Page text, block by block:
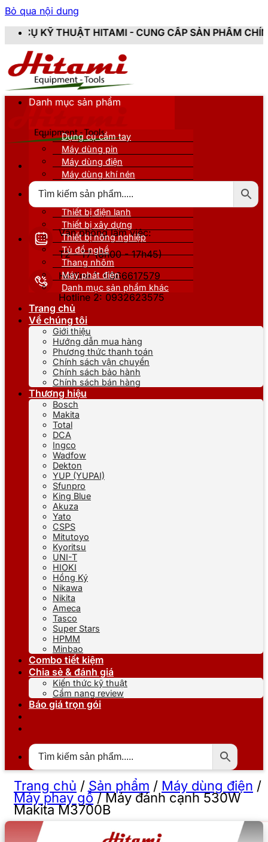
Bỏ qua nội dung
- CUNG CẤP SẢN PHẨM CHÍNH HÃNG, MỚI
Văn phòng làm việc:
T2 - T7 (8h00 - 17h45)
Hotline 1: 0866617579
Hotline 2: 0932623575
Danh mục sản phẩm
Dụng cụ cầm tay
Máy dùng pin
Máy dùng điện
Máy dùng khí nén
Thiết bị nâng đỡ
Thiết bị điện lạnh
Thiết bị xây dựng
Thiết bị nông nghiệp
Tủ đồ nghề
Thang nhôm
Máy phát điện
Danh mục sản phẩm khác
Trang chủ
Về chúng tôi
Giới thiệu
Hướng dẫn mua hàng
Phương thức thanh toán
Chính sách vận chuyển
Chính sách bảo hành
Chính sách bán hàng
Thương hiệu
Bosch
Makita
Total
DCA
Ingco
Wadfow
Dekton
YUP (YUPAI)
Sfunpro
King Blue
Akuza
Yato
CSPS
Mitutoyo
Kyoritsu
UNI-T
HIOKI
Hồng Ký
Nikawa
Nikita
Ameca
Tasco
Super Stars
HPMM
Minbao
Combo tiết kiệm
Chia sẻ & đánh giá
Kiến thức kỹ thuật
Cẩm nang review
Báo giá trọn gói
Trang chủ / Sản phẩm / Máy dùng điện /
Máy phay gỗ/Máy đánh cạnh 530W
Makita M3700B